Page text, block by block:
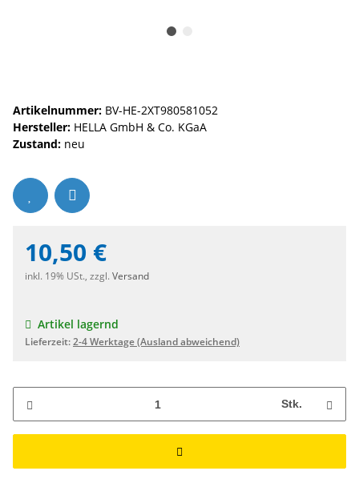
Artikelnummer: BV-HE-2XT980581052
Hersteller: HELLA GmbH & Co. KGaA
Zustand: neu
10,50 €
inkl. 19% USt., zzgl. Versand
Artikel lagernd
Lieferzeit:2-4 Werktage(Ausland abweichend)
Stk.